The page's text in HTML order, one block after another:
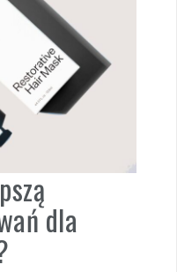
dla